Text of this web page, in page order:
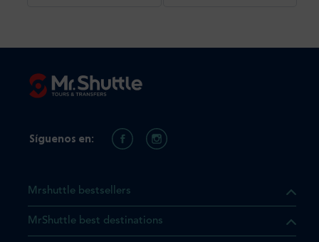
Mrshuttle bestsellers
MrShuttle best destinations
Síguenos en: